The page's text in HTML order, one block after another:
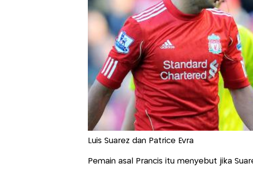
Luis Suarez dan Patrice Evra
Pemain asal Prancis itu menyebut jika